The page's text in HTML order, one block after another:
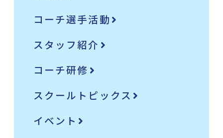
コーチ選手活動
スタッフ紹介
コーチ研修
スクールトピックス
イベント